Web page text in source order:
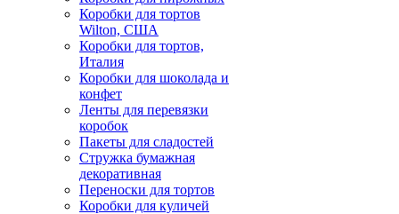
Коробки для тортов
Wilton, США
Коробки для тортов,
Италия
Коробки для шоколада и
конфет
Ленты для перевязки
коробок
Пакеты для сладостей
Стружка бумажная
декоративная
Переноски для тортов
Коробки для куличей